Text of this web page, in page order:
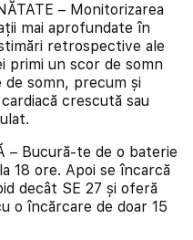
– Monitorizarea
mai aprofundate în
retrospective ale
primi un scor de somn
de somn, precum și
crescută sau
– Bucură-te de o baterie
18 ore. Apoi se încarcă
decât SE 27 și oferă
o încărcare de doar 15